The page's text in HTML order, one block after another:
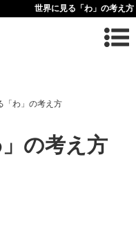
世界に見る「わ」の考え方
「わ」の考え方
の考え方